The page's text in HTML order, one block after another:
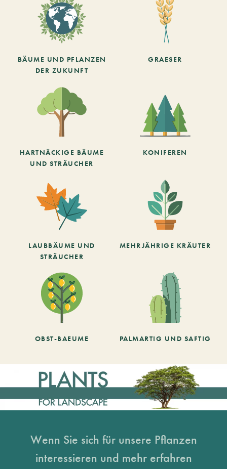
BÄUME UND PFLANZEN
DER ZUKUNFT
GRAESER
HARTNÄCKIGE BÄUME
UND STRÄUCHER
KONIFEREN
LAUBBÄUME UND
STRÄUCHER
MEHRJÄHRIGE KRÄUTER
OBST-BAEUME PALMARTIG UND SAFTIG
Wenn Sie sich für unsere Pflanzen
interessieren und mehr erfahren